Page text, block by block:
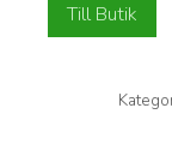
Till Butik